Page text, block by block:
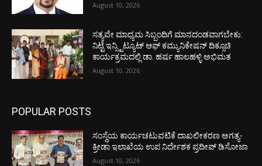
August 10, 2026
ಸತ್ಯವೇ ಮಾಧ್ಯಮ ಸಿಬ್ಬಂದಿಗೆ ಮಾನದಂಡವಾಗಬೇಕು:
ನಿಟ್ಟೆ ಇನ್ಸ್ಟಿಟ್ಯೂಟ್ ಆಫ್ ಕಮ್ಯುನಿಕೇಷನ್ ದಿಕ್ಸೂಚಿ
ಕಾರ್ಯಕ್ರಮದಲ್ಲಿ ಡಾ. ಹರ್ಷ ಹಾಲಹಳ್ಳಿ ಅಭಿಮತ
August 10, 2026
POPULAR POSTS
ಸಂಸ್ಥೆಯ ಕಾರ್ಯಚಟುವಟಿಕೆ ದಾಖಲೀಕರಣ ಅಗತ್ಯ-
ಕ್ರೀಡಾ ಇಲಾಖೆಯ ಉಪ ನಿರ್ದೇಶಕ ಪ್ರದೀಪ್ ಡಿಸೋಜಾ
August 10, 2026